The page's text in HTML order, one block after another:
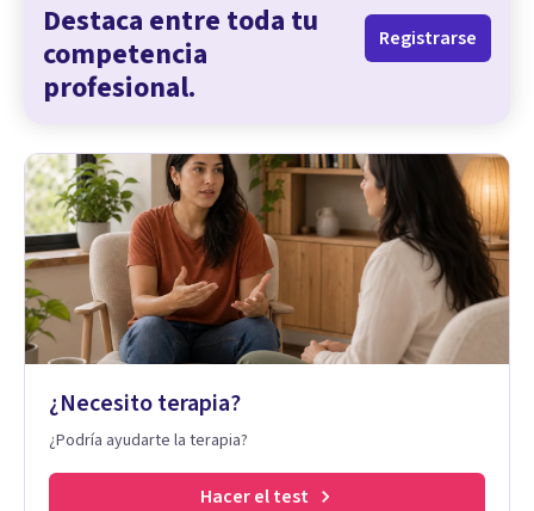
Destaca entre toda tu
competencia
profesional.
Registrarse
¿Necesito terapia?
¿Podría ayudarte la terapia?
Hacer el test